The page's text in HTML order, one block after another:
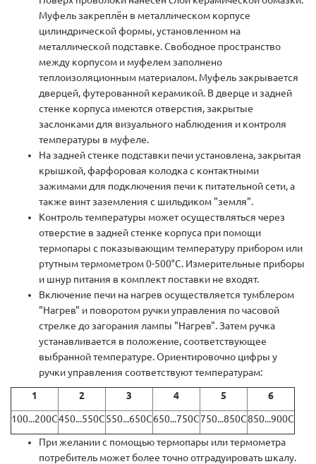
Муфель закреплён в металлическом корпусе
цилиндрической формы, установленном на
металлической подставке. Свободное пространство
между корпусом и муфелем заполнено
теплоизоляционным материалом. Муфель закрывается
дверцей, футерованной керамикой. В дверце и задней
стенке корпуса имеются отверстия, закрытые
заслонками для визуального наблюдения и контроля
температуры в муфеле.
На задней стенке подставки печи установлена, закрытая
крышкой, фарфоровая колодка с контактными
зажимами для подключения печи к питательной сети, а
также винт заземления с шильдиком "земля".
Контроль температуры может осуществляться через
отверстие в задней стенке корпуса при помощи
термопары с показывающим температуру прибором или
ртутным термометром 0-500°С. Измерительные приборы
и шнур питания в комплект поставки не входят.
Включение печи на нагрев осуществляется тумблером
"Нагрев" и поворотом ручки управления по часовой
стрелке до загорания лампы "Нагрев". Затем ручка
устанавливается в положение, соответствующее
выбранной температуре. Ориентировочно цифры у
ручки управления соответствуют температурам:
1 2 3 4 5 6
100...200С450...550С550...650С650...750С750...850С850...900С
При желании с помощью термопары или термометра
потребитель может более точно отградуировать шкалу.